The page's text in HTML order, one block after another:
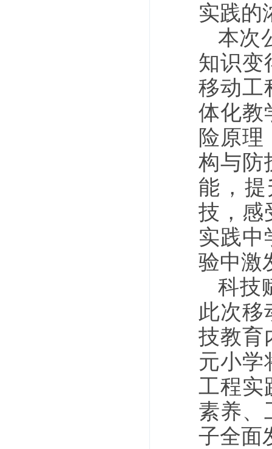
实践的
本次
知识变
移动工
体化教
险原理
构与防
能，
技，感
实践中
验中激
科技
此次移
技教育
元小学
工程实
素养、
子全面